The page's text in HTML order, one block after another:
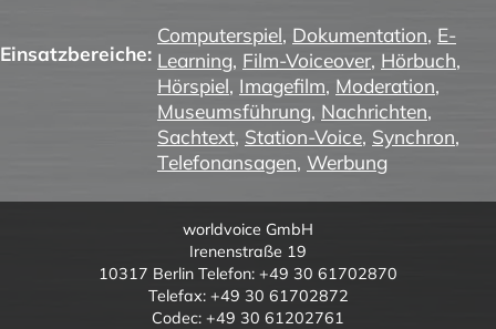
Einsatzbereiche:
Computerspiel, Dokumentation, E-
Learning, Film-Voiceover, Hörbuch,
Hörspiel, Imagefilm, Moderation,
Museumsführung, Nachrichten,
Sachtext, Station-Voice, Synchron,
Telefonansagen, Werbung
worldvoice GmbH
Irenenstraße 19
10317 Berlin Telefon: +49 30 61702870
Telefax: +49 30 61702872
Codec: +49 30 61202761